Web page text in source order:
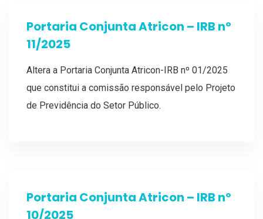
Portaria Conjunta Atricon – IRB nº
11/2025
Altera a Portaria Conjunta Atricon-IRB nº 01/2025
que constitui a comissão responsável pelo Projeto
de Previdência do Setor Público.
Portaria Conjunta Atricon – IRB nº
10/2025